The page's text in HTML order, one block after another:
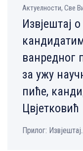
Aктуелности, Све
Извјештај
ванредног
за ужу
пиће,
Цвјетковић
Прилог: